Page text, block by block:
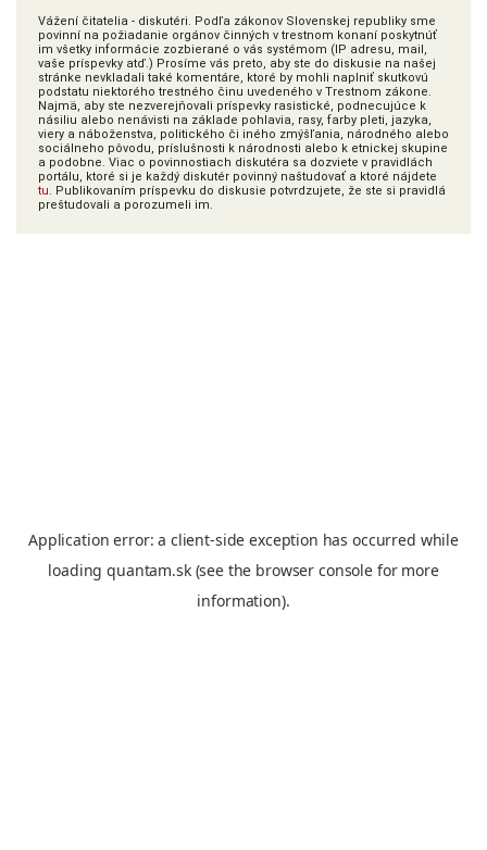
Vážení čitatelia - diskutéri. Podľa zákonov Slovenskej republiky sme
povinní na požiadanie orgánov činných v trestnom konaní poskytnúť
im všetky informácie zozbierané o vás systémom (IP adresu, mail,
vaše príspevky atď.) Prosíme vás preto, aby ste do diskusie na našej
stránke nevkladali také komentáre, ktoré by mohli naplniť skutkovú
podstatu niektorého trestného činu uvedeného v Trestnom zákone.
Najmä, aby ste nezverejňovali príspevky rasistické, podnecujúce k
násiliu alebo nenávisti na základe pohlavia, rasy, farby pleti, jazyka,
viery a náboženstva, politického či iného zmýšľania, národného alebo
sociálneho pôvodu, príslušnosti k národnosti alebo k etnickej skupine
a podobne. Viac o povinnostiach diskutéra sa dozviete v pravidlách
portálu, ktoré si je každý diskutér povinný naštudovať a ktoré nájdete
tu. Publikovaním príspevku do diskusie potvrdzujete, že ste si pravidlá
preštudovali a porozumeli im.